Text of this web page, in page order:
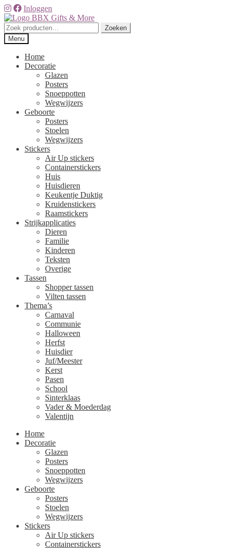
Inloggen
Ga
door
naar
navigatie
Ga
naar
de
inhoud
Zoeken
naar:
Zoeken
Menu
Home
Decoratie
Glazen
Posters
Snoeppotten
Wegwijzers
Geboorte
Posters
Stoelen
Wegwijzers
Stickers
Air Up stickers
Containerstickers
Huis
Huisdieren
Keukentje Duktig
Kruidenstickers
Raamstickers
Strijkapplicaties
Dieren
Familie
Kinderen
Teksten
Overige
Tassen
Shopper tassen
Vilten tassen
Thema’s
Carnaval
Communie
Halloween
Herfst
Huisdier
Juf/Meester
Kerst
Pasen
School
Sinterklaas
Vader & Moederdag
Valentijn
Home
Decoratie
Glazen
Posters
Snoeppotten
Wegwijzers
Geboorte
Posters
Stoelen
Wegwijzers
Stickers
Air Up stickers
Containerstickers